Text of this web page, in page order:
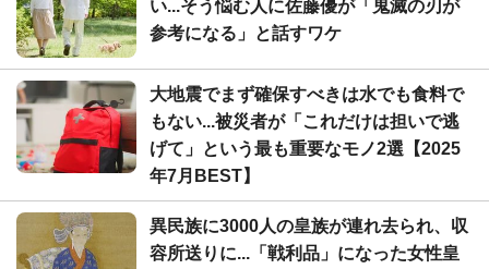
い...そう悩む人に佐藤優が「鬼滅の刃が
参考になる」と話すワケ
大地震でまず確保すべきは水でも食料で
もない...被災者が「これだけは担いで逃
げて」という最も重要なモノ2選【2025
年7月BEST】
異民族に3000人の皇族が連れ去られ、収
容所送りに...「戦利品」になった女性皇